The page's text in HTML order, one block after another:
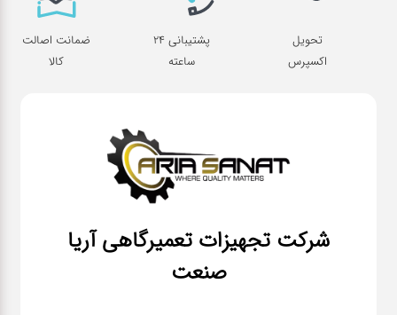
تحویل
اکسپرس
پشتیبانی 24
ساعته
ضمانت اصالت
کالا
شرکت تجهیزات تعمیرگاهی آریا
صنعت